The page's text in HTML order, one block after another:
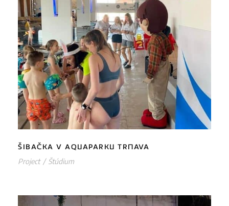
ŠIBAČKA V AQUAPARKU TRNAVA
ŠIBAČKA V AQUAPARKU TRNAVA
Project / Štúdium